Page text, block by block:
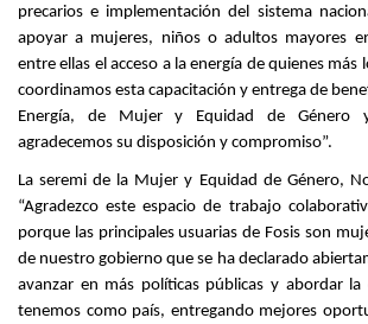
precarios e implementación del sistema
apoyar a mujeres, niños o adultos mayores
entre ellas el acceso a la energía de quienes más
coordinamos esta capacitación y entrega de
Energía, de Mujer y Equidad de Género
agradecemos su disposición y compromiso”.
La seremi de la Mujer y Equidad de Género,
“Agradezco este espacio de trabajo
porque las principales usuarias de Fosis son
de nuestro gobierno que se ha declarado
avanzar en más políticas públicas y abordar
tenemos como país, entregando mejores